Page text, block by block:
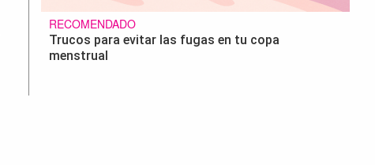
RECOMENDADO
Trucos para evitar las fugas en tu copa
menstrual